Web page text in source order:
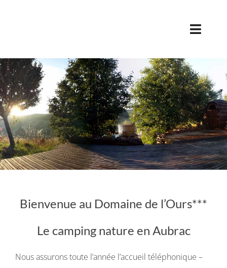
Toggle
Aubrac
Camping
Hébergements
Galerie photos
Contact
Langue :
Bienvenue au Domaine de l’Ours***
Le camping nature en Aubrac
Nous assurons toute l’année l’accueil téléphonique –